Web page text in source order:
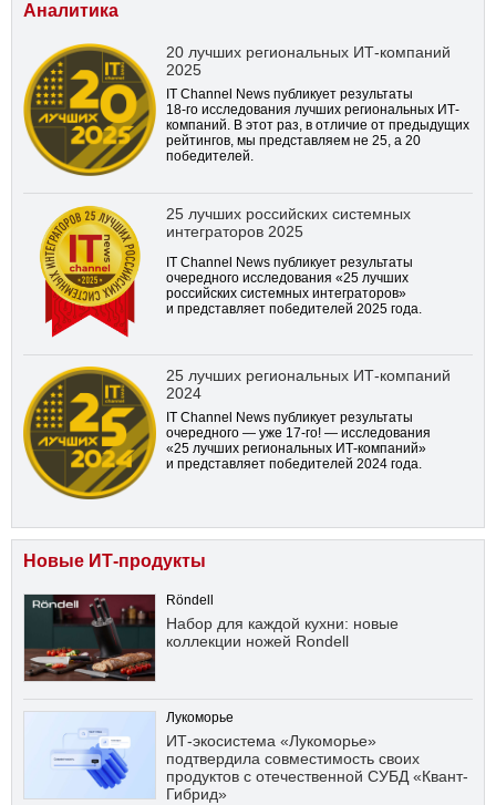
Аналитика
20 лучших региональных ИТ-компаний
2025
IT Channel News публикует результаты
18-го исследования лучших региональных ИТ-
компаний. В этот раз, в отличие от предыдущих
рейтингов, мы представляем не 25, а 20
победителей.
25 лучших российских системных
интеграторов 2025
IT Channel News публикует результаты
очередного исследования «25 лучших
российских системных интеграторов»
и представляет победителей 2025 года.
25 лучших региональных ИТ-компаний
2024
IT Channel News публикует результаты
очередного — уже 17-го! — исследования
«25 лучших региональных ИТ-компаний»
и представляет победителей 2024 года.
Новые ИТ-продукты
Röndell
Набор для каждой кухни: новые
коллекции ножей Rondell
Лукоморье
ИТ-экосистема «Лукоморье»
подтвердила совместимость своих
продуктов с отечественной СУБД «Квант-
Гибрид»